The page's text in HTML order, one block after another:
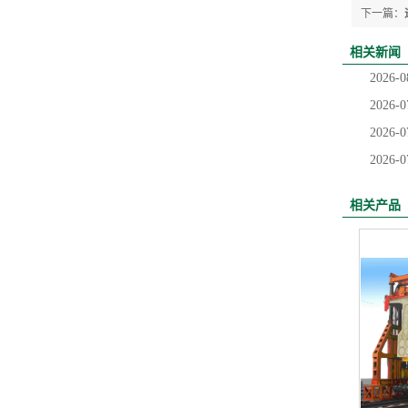
下一篇：
相关新闻
2026-
2026-
2026-
2026-
相关产品